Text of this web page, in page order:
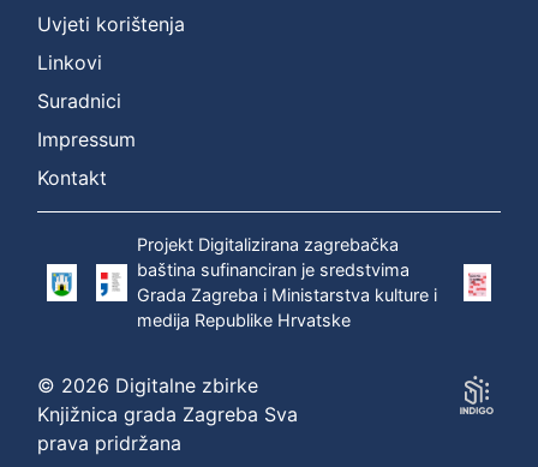
Uvjeti korištenja
Linkovi
Suradnici
Impressum
Kontakt
Projekt Digitalizirana zagrebačka
baština sufinanciran je sredstvima
Grada Zagreba i Ministarstva kulture i
medija Republike Hrvatske
© 2026 Digitalne zbirke
Knjižnica grada Zagreba Sva
prava pridržana